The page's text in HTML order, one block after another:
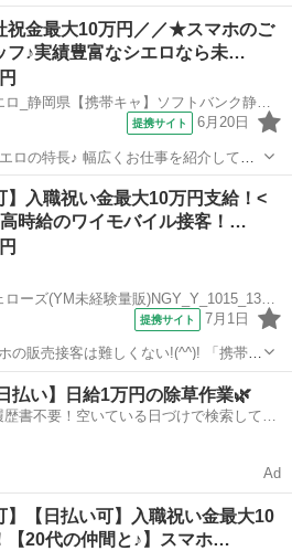
お仕事(^^) 携帯販売って難しそう・・
店やコンビニの接客経験者なんです◎
携帯ショップ
金最大10万円／／★スマホのご
フ♪実績豊富なシエロなら未…
株式会社シエロ_静岡県【携帯キャ】ソフトバンク静岡/AF5(1)
提携サイト 6月20日
ーがあなたの希望をしっかりお伺いし
10万円＋週払
携帯ショップ
】入職祝い金最大10万円支給！<
高時給のワイモバイル接客！…
株式会社フェローズ(YM未経験量販)NGY_Y_1015_1361T(A)(NGY)
提携サイト 7月1日
という方でも安心！ 実は未経験の方が
サポート体制にも自信があります(=ﾟ
携帯ショップ
払い】日給1万円の除草作業🌿
書不要！空いている日づけで検索して即
Ad
】【日払い可】入職祝い金最大10
【20代の仲間と♪】スマホ…